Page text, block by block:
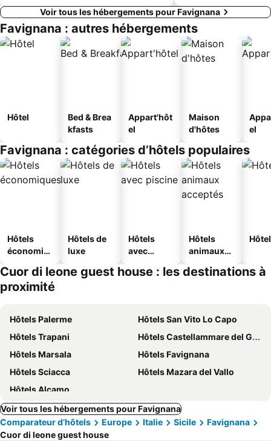
Voir tous les hébergements pour Favignana
Favignana : autres hébergements
Hôtel
Bed & Brea
kfasts
Appart'hôt
el
Maison
d'hôtes
el
Favignana : catégories d’hôtels populaires
Hôtels
économiq
Hôtels de
luxe
Hôtels
avec
Hôtels
animaux
Cuor di leone guest house : les destinations à
proximité
Hôtels Palerme
Hôtels San Vito Lo Capo
Hôtels Trapani
Hôtels Castellammare del Golfo
Hôtels Marsala
Hôtels Favignana
Hôtels Sciacca
Hôtels Mazara del Vallo
Hôtels Alcamo
Voir tous les hébergements pour Favignana
Comparateur d’hôtels
Europe Italie Sicile
Favignana
Cuor di leone guest house